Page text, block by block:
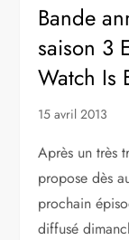
Bande
saison 3
Watch Is
15 avril 2013
Après un très
propose dès
prochain
diffusé